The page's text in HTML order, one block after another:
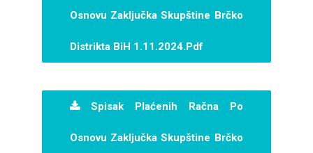
Osnovu Zaključka Skupštine Brčko
Distrikta BiH 1.11.2024.pdf
Spisak Plaćenih Račna Po
Osnovu Zaključka Skupštine Brčko